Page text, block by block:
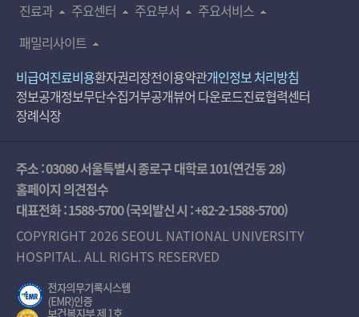
진료과
주요센터 주요부서
주요서비스
패밀리사이트
비급여진료비용환자권리장전이용약관개인정보 처리방침
정보공개정보무단수집거부공개뷰어 다운로드진료협력센터
장례식장
주소 : 03080 서울특별시 종로구 대학로 101(연건동 28)
홈페이지 의견접수
대표전화 :1588-5700(국외발신 시 :+82-2-1588-5700)
COPYRIGHT 2026 SEOUL NATIONAL UNIVERSITY
HOSPITAL. ALL RIGHTS RESERVED